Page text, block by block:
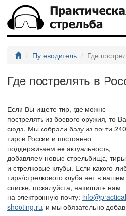
Путеводитель Где
Где пострелять в
Если Вы ищете тир, где можно
пострелять из боевого оружия, то
сюда. Мы собрали базу из почти 240
тиров России и постоянно
поддерживаем ее актуальность,
добавляем новые стрельбища, тиры
и стрелковые клубы. Если какого-
тира/стрелкового клуба нет в нашем
списке, пожалуйста, напишите нам
на электронную почту:
shooting.ru, и мы обязательно